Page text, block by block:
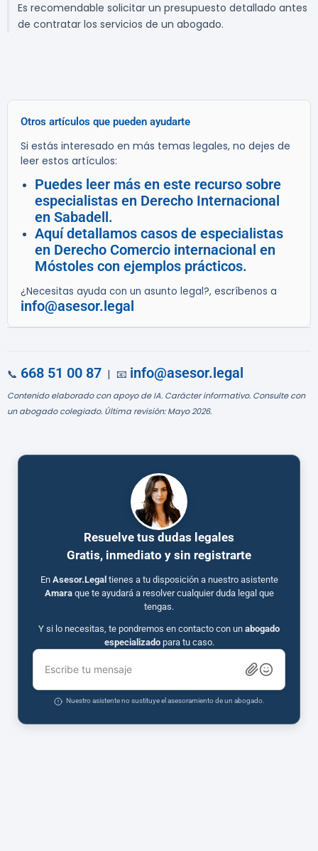
Es recomendable solicitar un presupuesto detallado antes
de contratar los servicios de un abogado.
Otros artículos que pueden ayudarte
Si estás interesado en más temas legales, no dejes de
leer estos artículos:
Puedes leer más en este recurso sobre
especialistas en Derecho Internacional
en Sabadell.
Aquí detallamos casos de especialistas
en Derecho Comercio internacional en
Móstoles con ejemplos prácticos.
¿Necesitas ayuda con un asunto legal?, escríbenos a
info@asesor.legal
📞 668 51 00 87 | 📧 info@asesor.legal
Contenido elaborado con apoyo de IA. Carácter informativo. Consulte con
un abogado colegiado. Última revisión: Mayo 2026.
Resuelve tus dudas legales
Gratis, inmediato y sin registrarte
En Asesor.Legal tienes a tu disposición a nuestro asistente
Amaraque te ayudará a resolver cualquier duda legal que
tengas.
Y si lo necesitas, te pondremos en contacto con un abogado
especializadopara tu caso.
Escribe tu mensaje
Nuestro asistente no sustituye el asesoramiento de un abogado.